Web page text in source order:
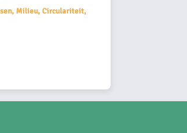
Milieu, Circulariteit,